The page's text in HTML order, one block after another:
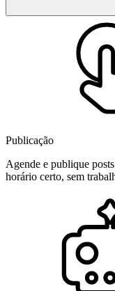
Publicação
Agende e publique
horário certo, sem